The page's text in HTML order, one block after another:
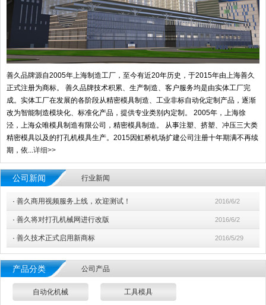
善久品牌源自2005年上海制造工厂，至今有近20年历史，于2015年由上海善久
正式注册为商标。 善久品牌技术积累、生产制造、客户服务均是由实体工厂完
成。实体工厂在发展的各阶段从精密模具制造、工业非标自动化定制产品，逐渐
改为智能制造模块化、标准化产品，提供专业类别内定制。 2005年，上海徐
泾，上海众唯模具制造有限公司，精密模具制造。 从事注塑、挤塑、冲压三大类
精密模具以及的打孔机模具生产。2015因虹桥机场扩建公司注册十年期满不再续
期，依...详细>>
公司新闻 行业新闻
· 善久商用视频服务上线，欢迎测试！ 2016/6/2
· 善久将对打孔机械网进行改版 2016/6/2
· 善久技术正式启用新商标 2016/5/29
产品分类 公司产品
自动化机械 工具模具